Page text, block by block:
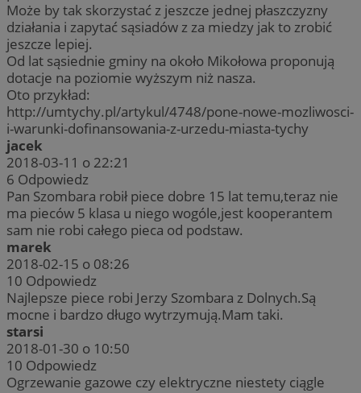
Może by tak skorzystać z jeszcze jednej płaszczyzny
działania i zapytać sąsiadów z za miedzy jak to zrobić
jeszcze lepiej.
Od lat sąsiednie gminy na około Mikołowa proponują
dotacje na poziomie wyższym niż nasza.
Oto przykład:
http://umtychy.pl/artykul/4748/pone-nowe-mozliwosci-
i-warunki-dofinansowania-z-urzedu-miasta-tychy
jacek
2018-03-11 o 22:21
6 Odpowiedz
Pan Szombara robił piece dobre 15 lat temu,teraz nie
ma pieców 5 klasa u niego wogóle,jest kooperantem
sam nie robi całego pieca od podstaw.
marek
2018-02-15 o 08:26
10 Odpowiedz
Najlepsze piece robi Jerzy Szombara z Dolnych.Są
mocne i bardzo długo wytrzymują.Mam taki.
starsi
2018-01-30 o 10:50
10 Odpowiedz
Ogrzewanie gazowe czy elektryczne niestety ciągle